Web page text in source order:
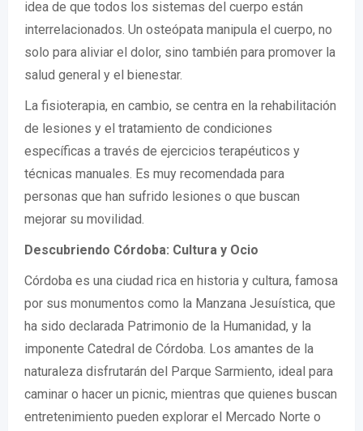
idea de que todos los sistemas del cuerpo están
interrelacionados. Un osteópata manipula el cuerpo, no
solo para aliviar el dolor, sino también para promover la
salud general y el bienestar.
La fisioterapia, en cambio, se centra en la rehabilitación
de lesiones y el tratamiento de condiciones
específicas a través de ejercicios terapéuticos y
técnicas manuales. Es muy recomendada para
personas que han sufrido lesiones o que buscan
mejorar su movilidad.
Descubriendo Córdoba: Cultura y Ocio
Córdoba es una ciudad rica en historia y cultura, famosa
por sus monumentos como la Manzana Jesuística, que
ha sido declarada Patrimonio de la Humanidad, y la
imponente Catedral de Córdoba. Los amantes de la
naturaleza disfrutarán del Parque Sarmiento, ideal para
caminar o hacer un picnic, mientras que quienes buscan
entretenimiento pueden explorar el Mercado Norte o